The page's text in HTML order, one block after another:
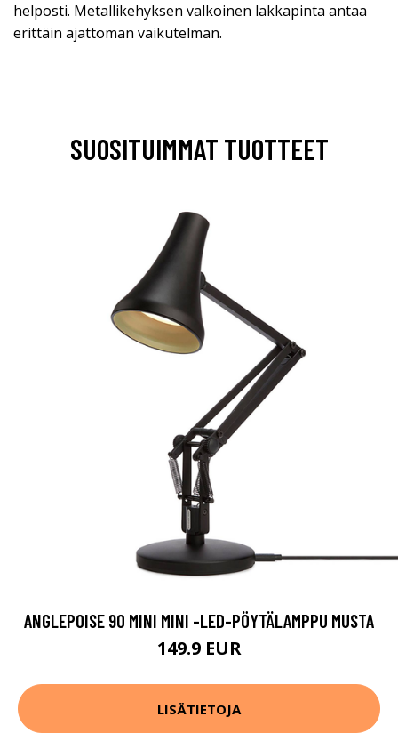
helposti. Metallikehyksen valkoinen lakkapinta antaa
erittäin ajattoman vaikutelman.
SUOSITUIMMAT TUOTTEET
ANGLEPOISE 90 MINI MINI -LED-PÖYTÄLAMPPU MUSTA
149.9 EUR
LISÄTIETOJA